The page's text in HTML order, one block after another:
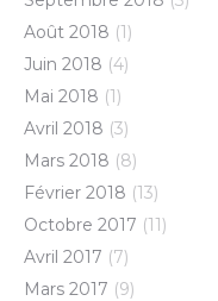
Août 2018 (1)
Juin 2018 (4)
Mai 2018 (1)
Avril 2018 (3)
Mars 2018 (8)
Février 2018 (13)
Octobre 2017 (11)
Avril 2017 (7)
Mars 2017 (9)